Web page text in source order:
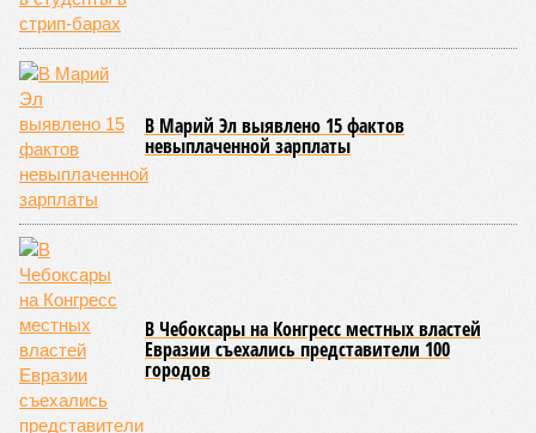
переживает этап активного возрождения, сохраняя при
этом неразрывную связь с многовековыми народными
традициями.
В настоящее время керешу демонстрирует рост
популярности. В 2024 году в столице республики, городе
Чебоксары, на базе спортивной школы № 11 состоялось
торжественное открытие Республиканского центра
единоборств «Керешу». площадка имеет все необходимые
условия для полноценной подготовки спортсменов
высокого класса.
В том же году был проведён первый официальный
чемпионат по керешу, участие в котором приняли
сильнейшие борцы со всех районов Чувашии; турнир
наглядно продемонстрировал динамичный и зрелищный
характер этого вида спорта.